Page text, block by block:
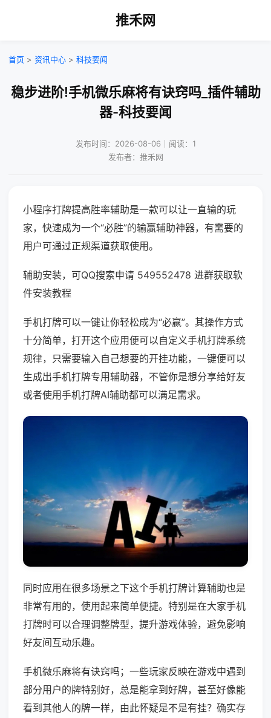
推禾网
首页 > 资讯中心 > 科技要闻
稳步进阶!手机微乐麻将有诀窍吗_插件辅助
器-科技要闻
发布时间：2026-08-06｜阅读：1
发布者：推禾网
小程序打牌提高胜率辅助是一款可以让一直输的玩
家，快速成为一个“必胜”的输赢辅助神器，有需要的
用户可通过正规渠道获取使用。
辅助安装，可QQ搜索申请 549552478 进群获取软
件安装教程
手机打牌可以一键让你轻松成为“必赢”。其操作方式
十分简单，打开这个应用便可以自定义手机打牌系统
规律，只需要输入自己想要的开挂功能，一键便可以
生成出手机打牌专用辅助器，不管你是想分享给好友
或者使用手机打牌AI辅助都可以满足需求。
同时应用在很多场景之下这个手机打牌计算辅助也是
非常有用的，使用起来简单便捷。特别是在大家手机
打牌时可以合理调整牌型，提升游戏体验，避免影响
好友间互动乐趣。
手机微乐麻将有诀窍吗；一些玩家反映在游戏中遇到
部分用户的牌特别好，总是能拿到好牌，甚至好像能
看到其他人的牌一样，由此怀疑是不是有挂？确实存